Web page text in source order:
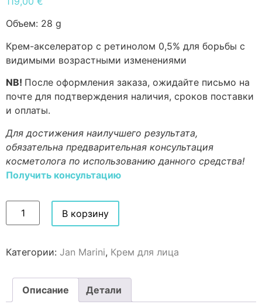
Объем: 28 g
Крем-акселератор с ретинолом 0,5% для борьбы с
видимыми возрастными изменениями
NB! После оформления заказа, ожидайте письмо на
почте для подтверждения наличия, сроков поставки
и оплаты.
Для достижения наилучшего результата,
обязательна предварительная консультация
косметолога по использованию данного средства!
Получить консультацию
В корзину
Категории: Jan Marini, Крем для лица
Описание Детали